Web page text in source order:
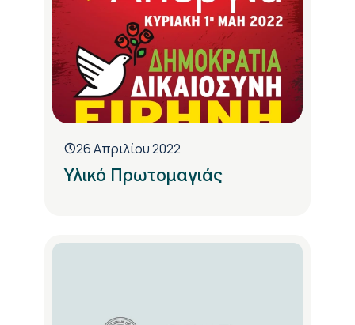
26 Απριλίου 2022
Υλικό Πρωτομαγιάς